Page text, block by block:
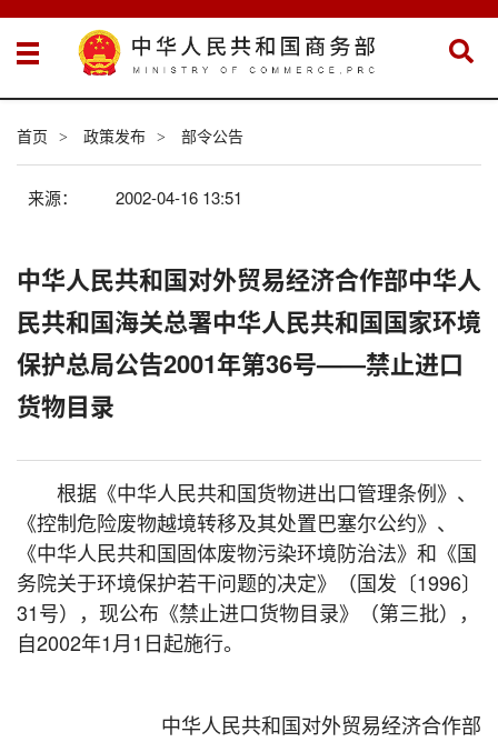
首页 > 政策发布 > 部令公告
来源： 2002-04-16 13:51
中华人民共和国对外贸易经济合作部中华人
民共和国海关总署中华人民共和国国家环境
保护总局公告2001年第36号——禁止进口
货物目录
根据《中华人民共和国货物进出口管理条例》、
《控制危险废物越境转移及其处置巴塞尔公约》、
《中华人民共和国固体废物污染环境防治法》和《国
务院关于环境保护若干问题的决定》（国发〔1996〕
31号），现公布《禁止进口货物目录》（第三批），
自2002年1月1日起施行。
中华人民共和国对外贸易经济合作部